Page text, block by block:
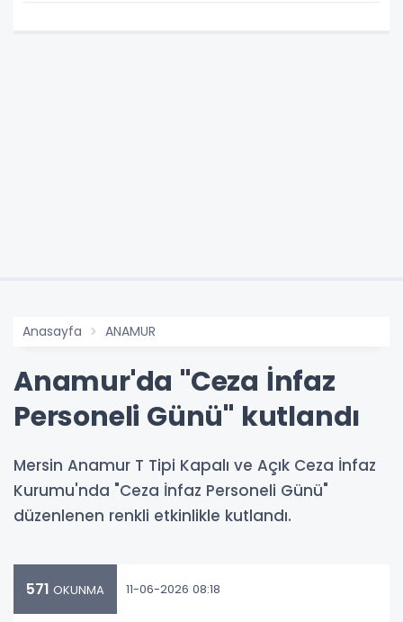
Anasayfa ANAMUR
Anamur'da "Ceza İnfaz
Personeli Günü" kutlandı
Mersin Anamur T Tipi Kapalı ve Açık Ceza İnfaz
Kurumu'nda "Ceza İnfaz Personeli Günü"
düzenlenen renkli etkinlikle kutlandı.
571 OKUNMA 11-06-2026 08:18